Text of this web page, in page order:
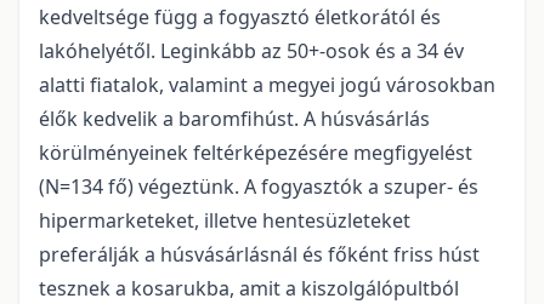
kedveltsége függ a fogyasztó életkorától és
lakóhelyétől. Leginkább az 50+-osok és a 34 év
alatti fiatalok, valamint a megyei jogú városokban
élők kedvelik a baromfihúst. A húsvásárlás
körülményeinek feltérképezésére megfigyelést
(N=134 fő) végeztünk. A fogyasztók a szuper- és
hipermarketeket, illetve hentesüzleteket
preferálják a húsvásárlásnál és főként friss húst
tesznek a kosarukba, amit a kiszolgálópultból